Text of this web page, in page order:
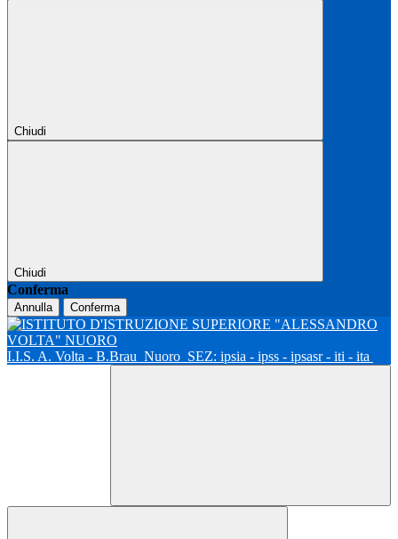
Chiudi
Chiudi
Conferma
Annulla Conferma
I.I.S. A. Volta - B.Brau Nuoro SEZ: ipsia - ipss - ipsasr - iti - ita